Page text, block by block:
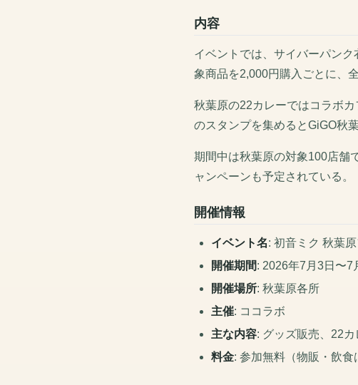
内容
イベントでは、サイバーパン
象商品を2,000円購入ごとに、
秋葉原の22カレーではコラボ
のスタンプを集めるとGiGO秋
期間中は秋葉原の対象100店舗
ャンペーンも予定されている。
開催情報
イベント名: 初音ミク 秋葉
開催期間: 2026年7月3日〜7
開催場所: 秋葉原各所
主催: ココラボ
主な内容: グッズ販売、22
料金: 参加無料（物販・飲食